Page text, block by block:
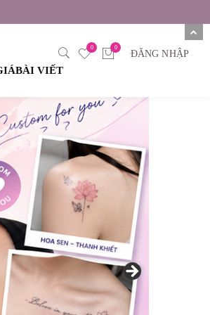
BÀI VIẾT
0 0
ĐĂNG NHẬP